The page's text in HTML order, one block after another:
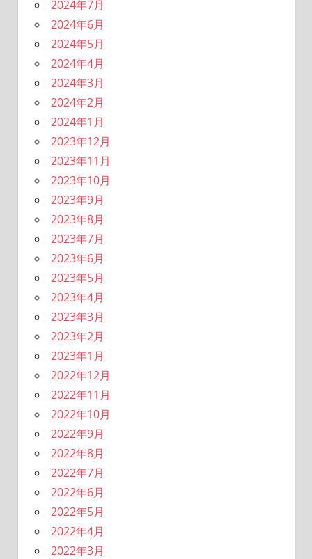
2024年7月
2024年6月
2024年5月
2024年4月
2024年3月
2024年2月
2024年1月
2023年12月
2023年11月
2023年10月
2023年9月
2023年8月
2023年7月
2023年6月
2023年5月
2023年4月
2023年3月
2023年2月
2023年1月
2022年12月
2022年11月
2022年10月
2022年9月
2022年8月
2022年7月
2022年6月
2022年5月
2022年4月
2022年3月